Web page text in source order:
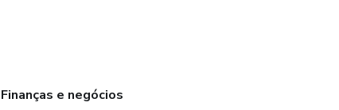
Finanças e negócios